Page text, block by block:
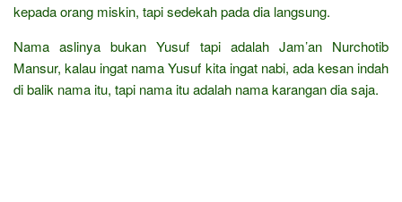
kepada orang miskin, tapi sedekah pada dia langsung.
Nama aslinya bukan Yusuf tapi adalah Jam’an Nurchotib
Mansur, kalau ingat nama Yusuf kita ingat nabi, ada kesan indah
di balik nama itu, tapi nama itu adalah nama karangan dia saja.